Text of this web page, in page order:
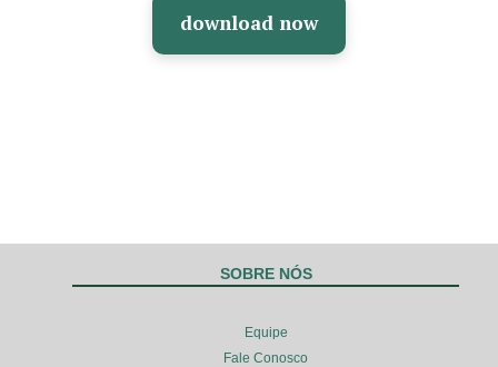
download now
SOBRE NÓS
Equipe
Fale Conosco